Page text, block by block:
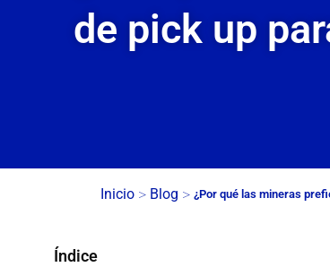
de pick up
Inicio > Blog > ¿Por qué las mineras
Índice